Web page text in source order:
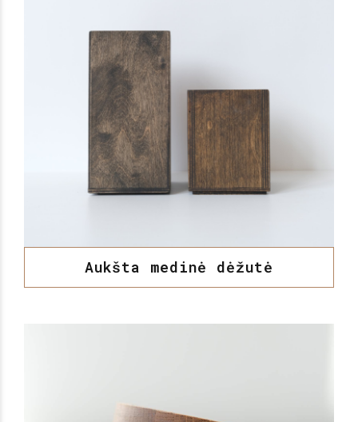
Aukšta medinė dėžutė